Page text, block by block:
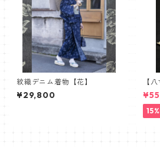
紋織デニム着物【花】
¥29,800
【
彩
ク